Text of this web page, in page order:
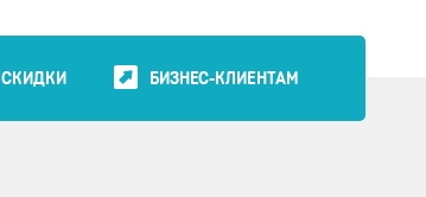
СКИДКИ БИЗНЕС-КЛИЕНТАМ